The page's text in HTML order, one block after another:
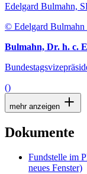
Edelgard Bulmahn,
© Edelgard Bulmahn
Bulmahn, Dr. h. c.
()
mehr anzeigen
Dokumente
Fundstelle im
neues Fenster)